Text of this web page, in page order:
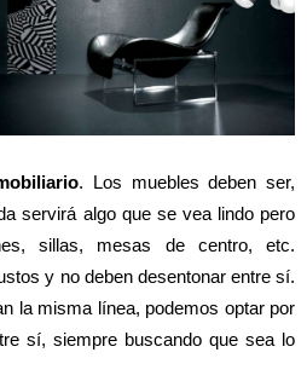
. Los muebles deben ser,
servirá algo que se vea lindo pero
sillas, mesas de centro, etc.
y no deben desentonar entre sí.
la misma línea, podemos optar por
sí, siempre buscando que sea lo